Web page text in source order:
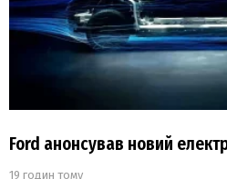
Ford анонсував новий
19 годин тому